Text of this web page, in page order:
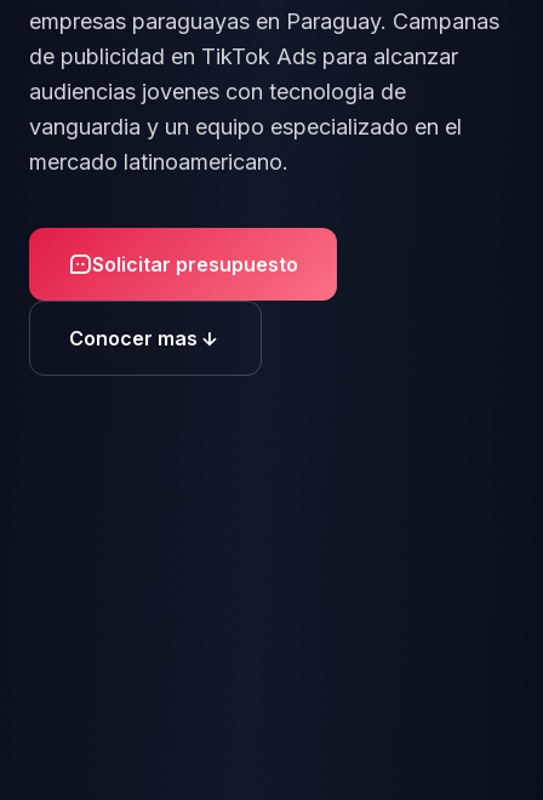
empresas paraguayas en Paraguay. Campanas
de publicidad en TikTok Ads para alcanzar
audiencias jovenes con tecnologia de
vanguardia y un equipo especializado en el
mercado latinoamericano.
Solicitar presupuesto
Conocer mas